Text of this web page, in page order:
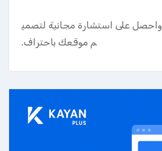
واحصل على استشارة مجانية لتصمي
م موقعك باحتراف.